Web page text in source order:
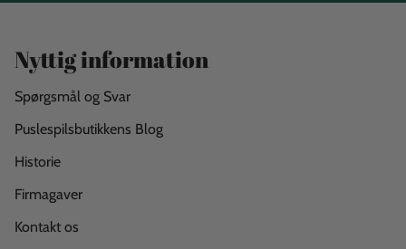
Nyttig information
Spørgsmål og Svar
Puslespilsbutikkens Blog
Historie
Firmagaver
Kontakt os